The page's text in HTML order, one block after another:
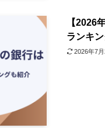
【2026
ランキ
2026年7月